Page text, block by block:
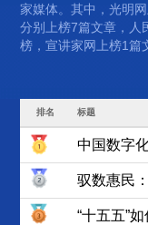
家媒体。其中，光明
分别上榜7篇文章，人
榜，宣讲家网上榜1篇
排名 标题